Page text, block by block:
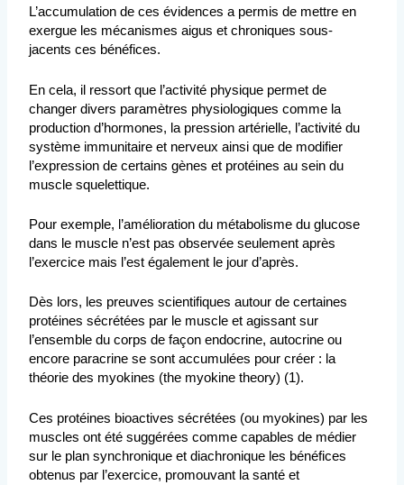
L’accumulation de ces évidences a permis de mettre en
exergue les mécanismes aigus et chroniques sous-
jacents ces bénéfices.
En cela, il ressort que l’activité physique permet de
changer divers paramètres physiologiques comme la
production d’hormones, la pression artérielle, l’activité du
système immunitaire et nerveux ainsi que de modifier
l’expression de certains gènes et protéines au sein du
muscle squelettique.
Pour exemple, l’amélioration du métabolisme du glucose
dans le muscle n’est pas observée seulement après
l’exercice mais l’est également le jour d’après.
Dès lors, les preuves scientifiques autour de certaines
protéines sécrétées par le muscle et agissant sur
l’ensemble du corps de façon endocrine, autocrine ou
encore paracrine se sont accumulées pour créer : la
théorie des myokines (the myokine theory) (1).
Ces protéines bioactives sécrétées (ou myokines) par les
muscles ont été suggérées comme capables de médier
sur le plan synchronique et diachronique les bénéfices
obtenus par l’exercice, promouvant la santé et